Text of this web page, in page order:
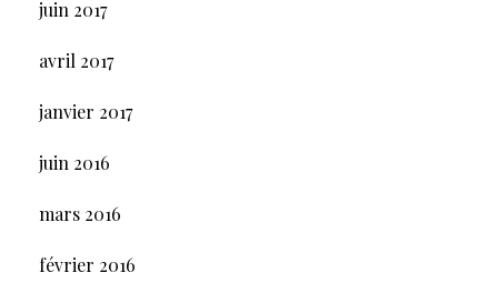
juin 2017
avril 2017
janvier 2017
juin 2016
mars 2016
février 2016